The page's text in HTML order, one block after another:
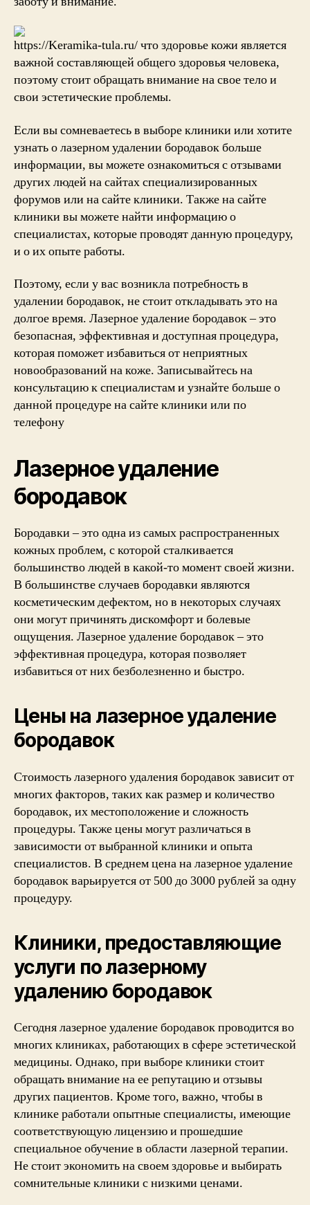
https://Keramika-tula.ru/ что здоровье кожи является
важной составляющей общего здоровья человека,
поэтому стоит обращать внимание на свое тело и
свои эстетические проблемы.
Если вы сомневаетесь в выборе клиники или хотите
узнать о лазерном удалении бородавок больше
информации, вы можете ознакомиться с отзывами
других людей на сайтах специализированных
форумов или на сайте клиники. Также на сайте
клиники вы можете найти информацию о
специалистах, которые проводят данную процедуру,
и о их опыте работы.
Поэтому, если у вас возникла потребность в
удалении бородавок, не стоит откладывать это на
долгое время. Лазерное удаление бородавок – это
безопасная, эффективная и доступная процедура,
которая поможет избавиться от неприятных
новообразований на коже. Записывайтесь на
консультацию к специалистам и узнайте больше о
данной процедуре на сайте клиники или по
телефону
Лазерное удаление
бородавок
Бородавки – это одна из самых распространенных
кожных проблем, с которой сталкивается
большинство людей в какой-то момент своей жизни.
В большинстве случаев бородавки являются
косметическим дефектом, но в некоторых случаях
они могут причинять дискомфорт и болевые
ощущения. Лазерное удаление бородавок – это
эффективная процедура, которая позволяет
избавиться от них безболезненно и быстро.
Цены на лазерное удаление
бородавок
Стоимость лазерного удаления бородавок зависит от
многих факторов, таких как размер и количество
бородавок, их местоположение и сложность
процедуры. Также цены могут различаться в
зависимости от выбранной клиники и опыта
специалистов. В среднем цена на лазерное удаление
бородавок варьируется от 500 до 3000 рублей за одну
процедуру.
Клиники, предоставляющие
услуги по лазерному
удалению бородавок
Сегодня лазерное удаление бородавок проводится во
многих клиниках, работающих в сфере эстетической
медицины. Однако, при выборе клиники стоит
обращать внимание на ее репутацию и отзывы
других пациентов. Кроме того, важно, чтобы в
клинике работали опытные специалисты, имеющие
соответствующую лицензию и прошедшие
специальное обучение в области лазерной терапии.
Не стоит экономить на своем здоровье и выбирать
сомнительные клиники с низкими ценами.